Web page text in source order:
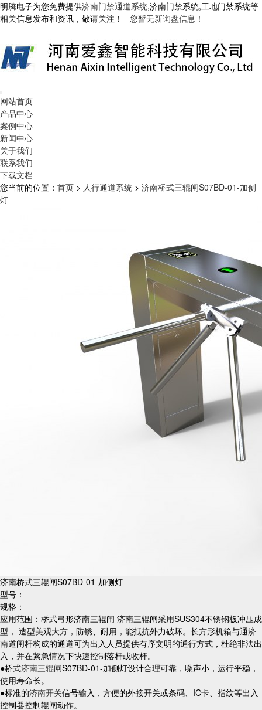
明腾电子为您免费提供济南门禁通道系统,济南门禁系统,工地门禁系统等
相关信息发布和资讯，敬请关注！ 您暂无新询盘信息！
网站首页
产品中心
案例中心
新闻中心
关于我们
联系我们
下载文档
您当前的位置： 首页 > 人行通道系统 > 济南桥式三辊闸S07BD-01-加侧
灯
济南桥式三辊闸S07BD-01-加侧灯
型号：
规格：
应用范围：桥式弓形济南三辊闸 济南三辊闸采用SUS304不锈钢板冲压成
型， 造型美观大方，防锈、耐用，能抵抗外力破坏。长方形机箱与通济
南道闸杆构成的通道可为出入人员提供有序文明的通行方式，杜绝非法出
入，并在紧急情况下快速控制落杆或收杆。
●桥式济南三辊闸S07BD-01-加侧灯设计合理可靠，噪声小，运行平稳，
使用寿命长。
●标准的济南开关信号输入，方便的外接开关或条码、IC卡、指纹等出入
控制器控制辊闸动作。